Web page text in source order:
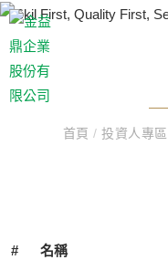
首頁/ 投資人專區
# 名稱